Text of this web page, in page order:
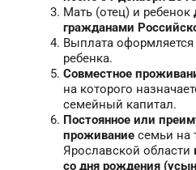
Мать (отец) и ребенок
гражданами
Выплата
ребенка.
Совместное
на которого
семейный капитал.
Постоянное или
проживание семьи на
Ярославской области
со дня рождения